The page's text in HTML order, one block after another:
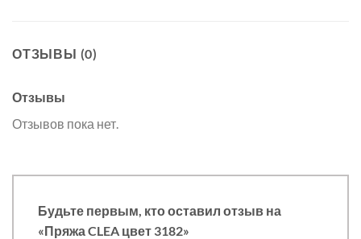
ОТЗЫВЫ (0)
Отзывы
Отзывов пока нет.
Будьте первым, кто оставил отзыв на
«Пряжа CLEA цвет 3182»